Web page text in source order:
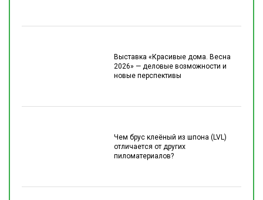
Выставка «Красивые дома. Весна
2026» — деловые возможности и
новые перспективы
Чем брус клеёный из шпона (LVL)
отличается от других
пиломатериалов?